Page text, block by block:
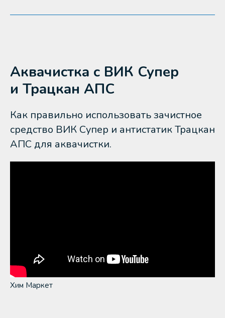
Аквачистка с ВИК Супер
и Трацкан АПС
Как правильно использовать зачистное
средство ВИК Супер и антистатик Трацкан
АПС для аквачистки.
Хим Маркет